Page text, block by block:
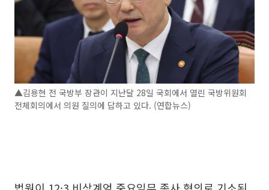
▲김용현 전 국방부 장관이 지난달 28일 국회에서 열린 국방위원회
전체회의에서 의원 질의에 답하고 있다. (연합뉴스)